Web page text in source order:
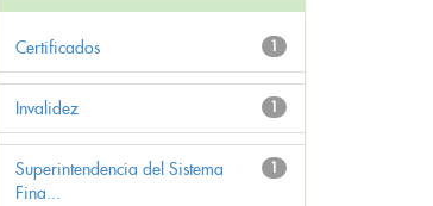
1
Certificados
1
Invalidez
1
Superintendencia del Sistema
Fina...